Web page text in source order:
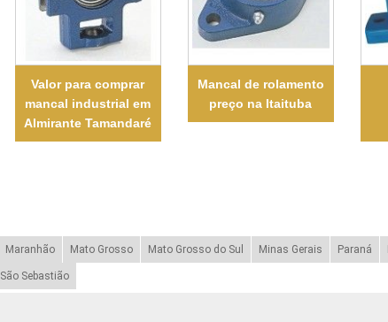
Valor para comprar
mancal industrial em
Almirante Tamandaré
Mancal de rolamento
preço na Itaituba
Maranhão Mato Grosso Mato Grosso do Sul Minas Gerais Paraná
São Sebastião